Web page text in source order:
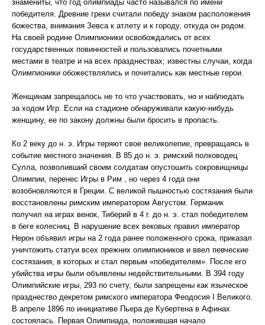
знамениты, что год олимпиады часто назывался по имени
победителя. Древние греки считали победу знаком расположения
божества, внимания Зевса к атлету и к городу, откуда он родом.
На своей родине Олимпионики освобождались от всех
государственных повинностей и пользовались почетными
местами в театре и на всех празднествах; известны случаи, когда
Олимпионики обожествлялись и почитались как местные герои.
Женщинам запрещалось не то что участвовать, но и наблюдать
за ходом Игр. Если на стадионе обнаруживали какую-нибудь
женщину, ее по закону должны были бросить в пропасть.
Ко 2 веку до н. э. Игры теряют свое великолепие, превращаясь в
событие местного значения. В 85 до н. э. римский полководец
Сулла, позволивший своим солдатам опустошить сокровищницы
Олимпии, перенес Игры в Рим , но через 4 года они
возобновляются в Греции. С великой пышностью состязания были
восстановлены римским императором Августом. Германик
получил на играх венок, Тиберий в 4 г. до н. э. стал победителем
в беге колесниц. В нарушение всех вековых правил император
Нерон объявил игры на 2 года ранее положенного срока, приказал
уничтожить статуи всех прежних олимпиоников и ввел певческие
состязания, в которых и стал первым «победителем». После его
убийства игры были объявлены недействительными. В 394 году
Олимпийские игры, 293 по счету, были запрещены как языческое
празднество декретом римского императора Феодосия I Великого.
В апреле 1896 по инициативе Пьера де Кубертена в Афинах
состоялась. Первая Олимпиада, положившая начало